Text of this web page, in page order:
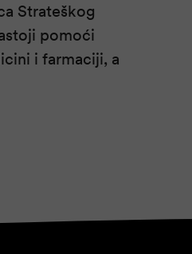
Strateškog
pomoći
i farmaciji, a